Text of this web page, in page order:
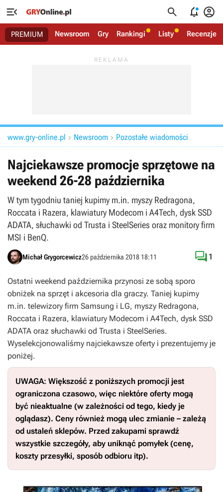
   
PREMIUM Newsroom Gry Rankingi Listy Recenzje
www.gry-online.pl  Newsroom  Pozostałe wiadomości
Najciekawsze promocje sprzętowe na
weekend 26-28 października
W tym tygodniu taniej kupimy m.in. myszy Redragona,
Roccata i Razera, klawiatury Modecom i A4Tech, dysk SSD
ADATA, słuchawki od Trusta i SteelSeries oraz monitory firm
MSI i BenQ.
Michał Grygorcewicz26 października 2018 18:11  1
Ostatni weekend października przynosi ze sobą sporo
obniżek na sprzęt i akcesoria dla graczy. Taniej kupimy
m.in. telewizory firm Samsung i LG, myszy Redragona,
Roccata i Razera, klawiatury Modecom i A4Tech, dysk SSD
ADATA oraz słuchawki od Trusta i SteelSeries.
Wyselekcjonowaliśmy najciekawsze oferty i prezentujemy je
poniżej.
UWAGA: Większość z poniższych promocji jest
ograniczona czasowo, więc niektóre oferty mogą
być nieaktualne (w zależności od tego, kiedy je
oglądasz). Ceny również mogą ulec zmianie – zależą
od ustaleń sklepów. Przed zakupami sprawdź
wszystkie szczegóły, aby uniknąć pomyłek (cenę,
koszty przesyłki, sposób odbioru itp).